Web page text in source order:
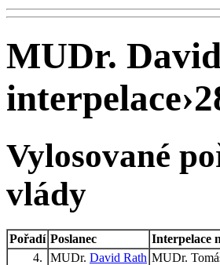
MUDr.
interpelace›
Vylosované
vlády
Pořadí Poslanec Interpelace
4.
MUDr. David Rath MUDr.